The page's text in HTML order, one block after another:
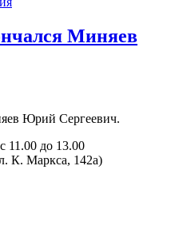
Миняев
Юрий Сергеевич.
11.00 до 13.00
К. Маркса, 142а)